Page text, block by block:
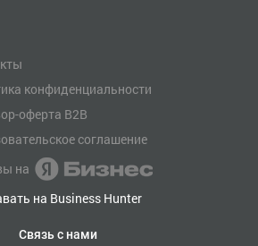
конфиденциальности
оферта B2B
соглашение
на
на Business Hunter
Связь с нами